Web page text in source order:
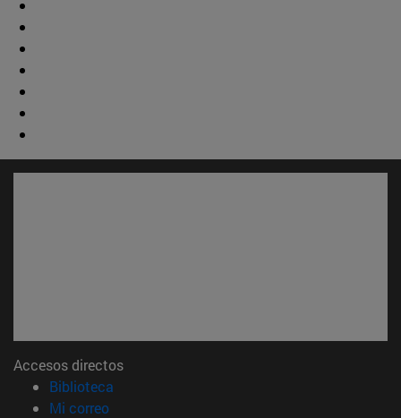
Accesos directos
Biblioteca
Mi correo(abre en nueva ventana)